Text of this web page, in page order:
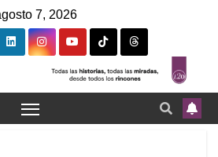
7, 2026